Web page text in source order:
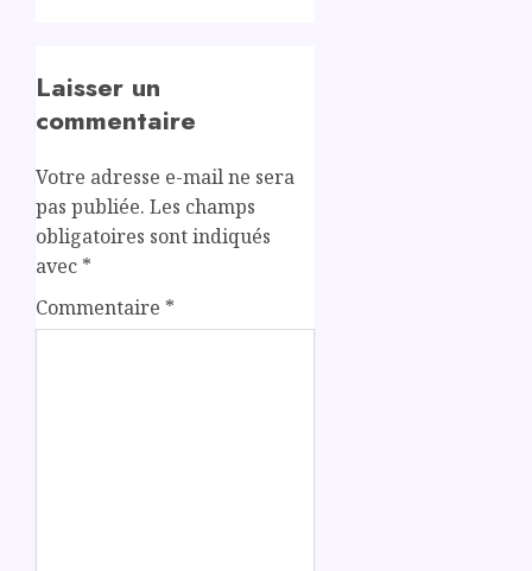
Laisser un
commentaire
Votre adresse e-mail ne sera
pas publiée. Les champs
obligatoires sont indiqués
avec *
Commentaire *